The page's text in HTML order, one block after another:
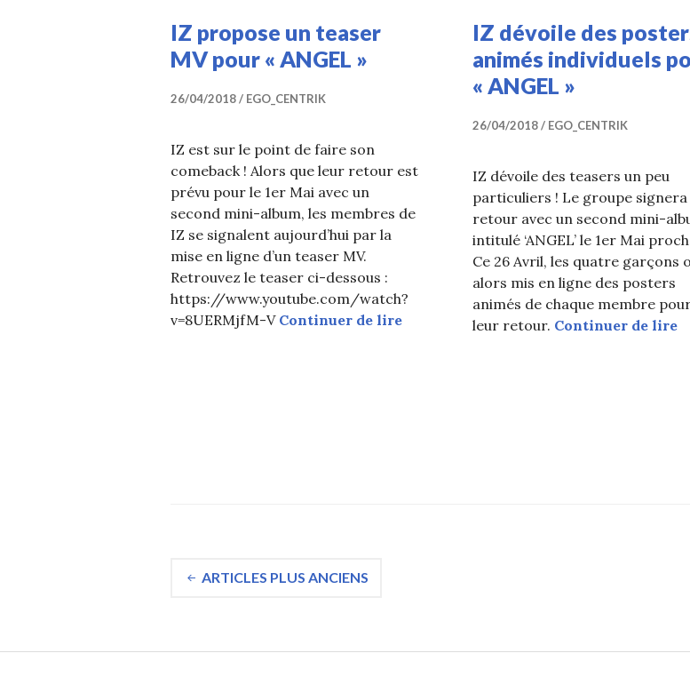
IZ propose un teaser
MV pour « ANGEL »
26/04/2018 EGO_CENTRIK
IZ est sur le point de faire son
comeback ! Alors que leur retour est
prévu pour le 1er Mai avec un
second mini-album, les membres de
IZ se signalent aujourd’hui par la
mise en ligne d’un teaser MV.
Retrouvez le teaser ci-dessous :
https://www.youtube.com/watch?
v=8UERMjfM-V Continuer de lireIZ propose un teaser MV pour « ANGEL »
IZ dévoile des
animés individuels
« ANGEL »
26/04/2018 EGO_CENTRIK
IZ dévoile des teasers un peu
particuliers ! Le groupe signera
retour avec un second mini-
intitulé ‘ANGEL’ le 1er Mai
Ce 26 Avril, les quatre garçons
alors mis en ligne des posters
animés de chaque membre
leur retour. Continuer de lire
Navigation
ARTICLES PLUS ANCIENS